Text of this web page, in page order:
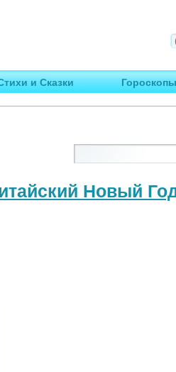
путешествия
и Сказки Гороскопы
Новый